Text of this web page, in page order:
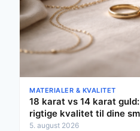
MATERIALER & KVALITET
18 karat vs 14 karat
rigtige kvalitet til dine
5. august 2026